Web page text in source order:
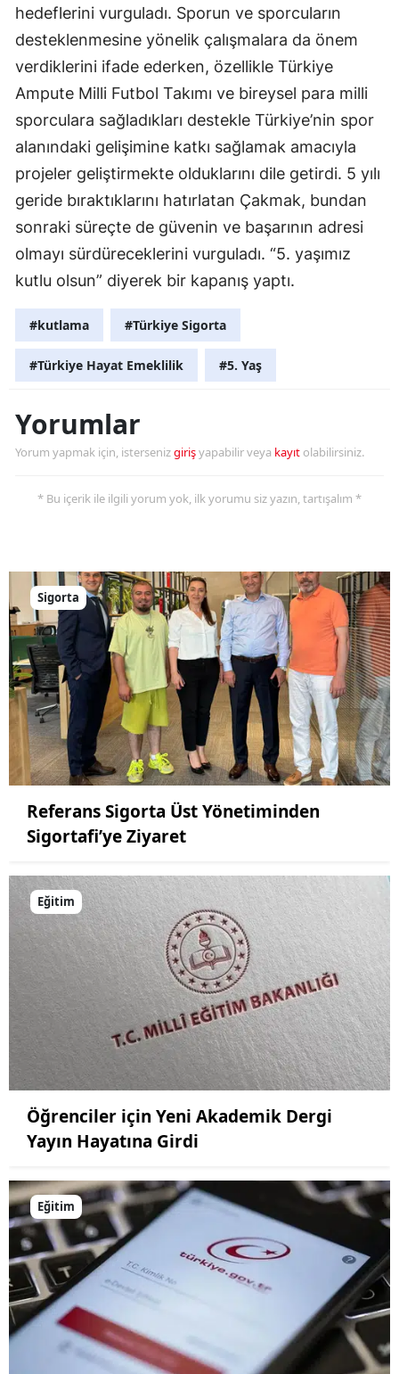
hedeflerini vurguladı. Sporun ve sporcuların
desteklenmesine yönelik çalışmalara da önem
verdiklerini ifade ederken, özellikle Türkiye
Ampute Milli Futbol Takımı ve bireysel para milli
sporculara sağladıkları destekle Türkiye’nin spor
alanındaki gelişimine katkı sağlamak amacıyla
projeler geliştirmekte olduklarını dile getirdi. 5 yılı
geride bıraktıklarını hatırlatan Çakmak, bundan
sonraki süreçte de güvenin ve başarının adresi
olmayı sürdüreceklerini vurguladı. “5. yaşımız
kutlu olsun” diyerek bir kapanış yaptı.
#kutlama #Türkiye Sigorta
#Türkiye Hayat Emeklilik #5. Yaş
Yorumlar
Yorum yapmak için, istersenizgirişyapabilir veya kayıt olabilirsiniz.
* Bu içerik ile ilgili yorum yok, ilk yorumu siz yazın, tartışalım *
Sigorta
Referans Sigorta Üst Yönetiminden
Sigortafi’ye Ziyaret
Eğitim
Öğrenciler için Yeni Akademik Dergi
Yayın Hayatına Girdi
Eğitim